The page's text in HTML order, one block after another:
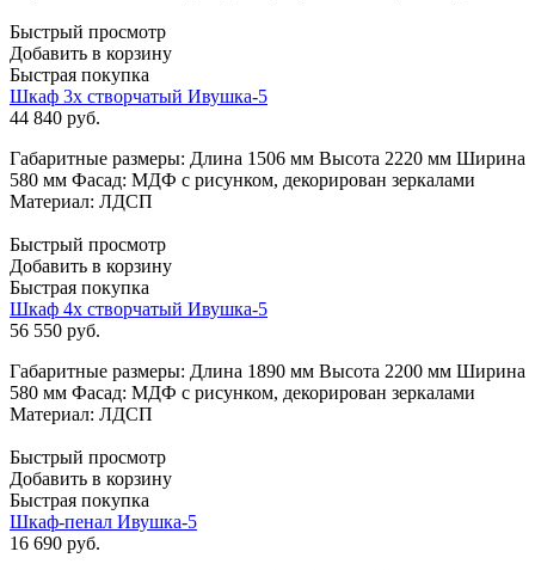
Быстрый просмотр
Добавить в корзину
Быстрая покупка
Шкаф 3х створчатый Ивушка-5
44 840 руб.
Габаритные размеры: Длина 1506 мм Высота 2220 мм Ширина
580 мм Фасад: МДФ с рисунком, декорирован зеркалами
Материал: ЛДСП
Быстрый просмотр
Добавить в корзину
Быстрая покупка
Шкаф 4х створчатый Ивушка-5
56 550 руб.
Габаритные размеры: Длина 1890 мм Высота 2200 мм Ширина
580 мм Фасад: МДФ с рисунком, декорирован зеркалами
Материал: ЛДСП
Быстрый просмотр
Добавить в корзину
Быстрая покупка
Шкаф-пенал Ивушка-5
16 690 руб.